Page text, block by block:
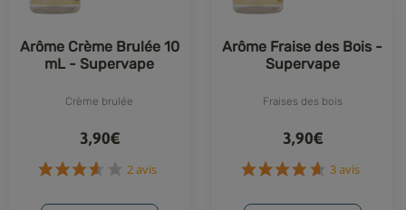
Arôme Crème Brulée 10
mL - Supervape
Crème brulée
3,90€
Arôme Fraise des Bois -
Supervape
Fraises des bois
3,90€